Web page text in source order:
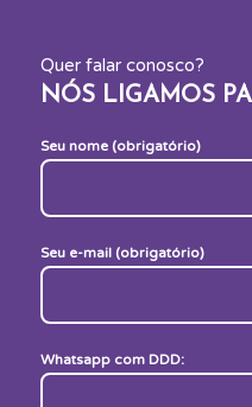
Quer falar conosco?
NÓS LIGAMOS
Seu nome (obrigatório)
Seu e-mail (obrigatório)
Whatsapp com DDD: